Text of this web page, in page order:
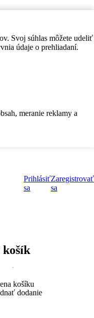
Svoj súhlas môžete udeliť
údaje o prehliadaní.
meranie reklamy a
Prihlásiť
sa
Zaregistrovať
sa
košík
cena košíku
košíku
dodanie